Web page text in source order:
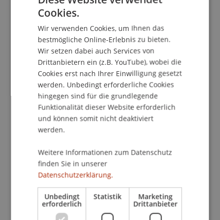
Publikationsart
Beitrag in Gesetzeskommentierung
Mitarbeitende
Prof. Dr. Bernhard Burtscher
Beteiligte Einrichtungen
Lehrstuhl für Bank- und Finanzmarktrecht
Liechtenstein Business Law School
Bank- und Finanzmarktrecht
Cookies.
Wir verwenden Cookies, um Ihnen das
bestmögliche Online-Erlebnis zu bieten.
Wir setzen dabei auch Services von
Drittanbietern ein (z.B. YouTube), wobei die
Cookies erst nach Ihrer Einwilligung gesetzt
werden. Unbedingt erforderliche Cookies
hingegen sind für die grundlegende
Funktionalität dieser Website erforderlich
und können somit nicht deaktiviert
werden.
Weitere Informationen zum Datenschutz
finden Sie in unserer
Datenschutzerklärung.
Unbedingt
erforderlich
Statistik Marketing
Drittanbieter